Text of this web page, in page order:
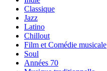
Classique
Jazz
Latino
Chillout
Film et Comédie musicale
Soul
Années 70